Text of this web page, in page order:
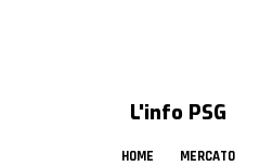
L'info PSG
HOME MERCATO